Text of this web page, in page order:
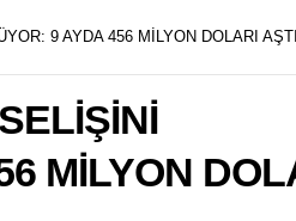
9 AYDA 456 MİLYON DOLARI
MİLYON